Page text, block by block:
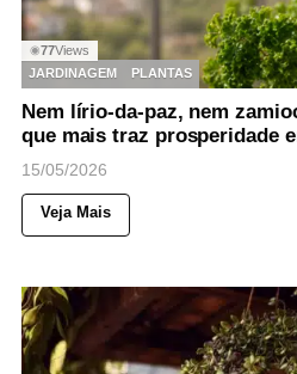
◉77Views
JARDINAGEM
PLANTAS
Nem lírio-da-paz, nem
que mais traz prosperidade
15/05/2026
Veja Mais